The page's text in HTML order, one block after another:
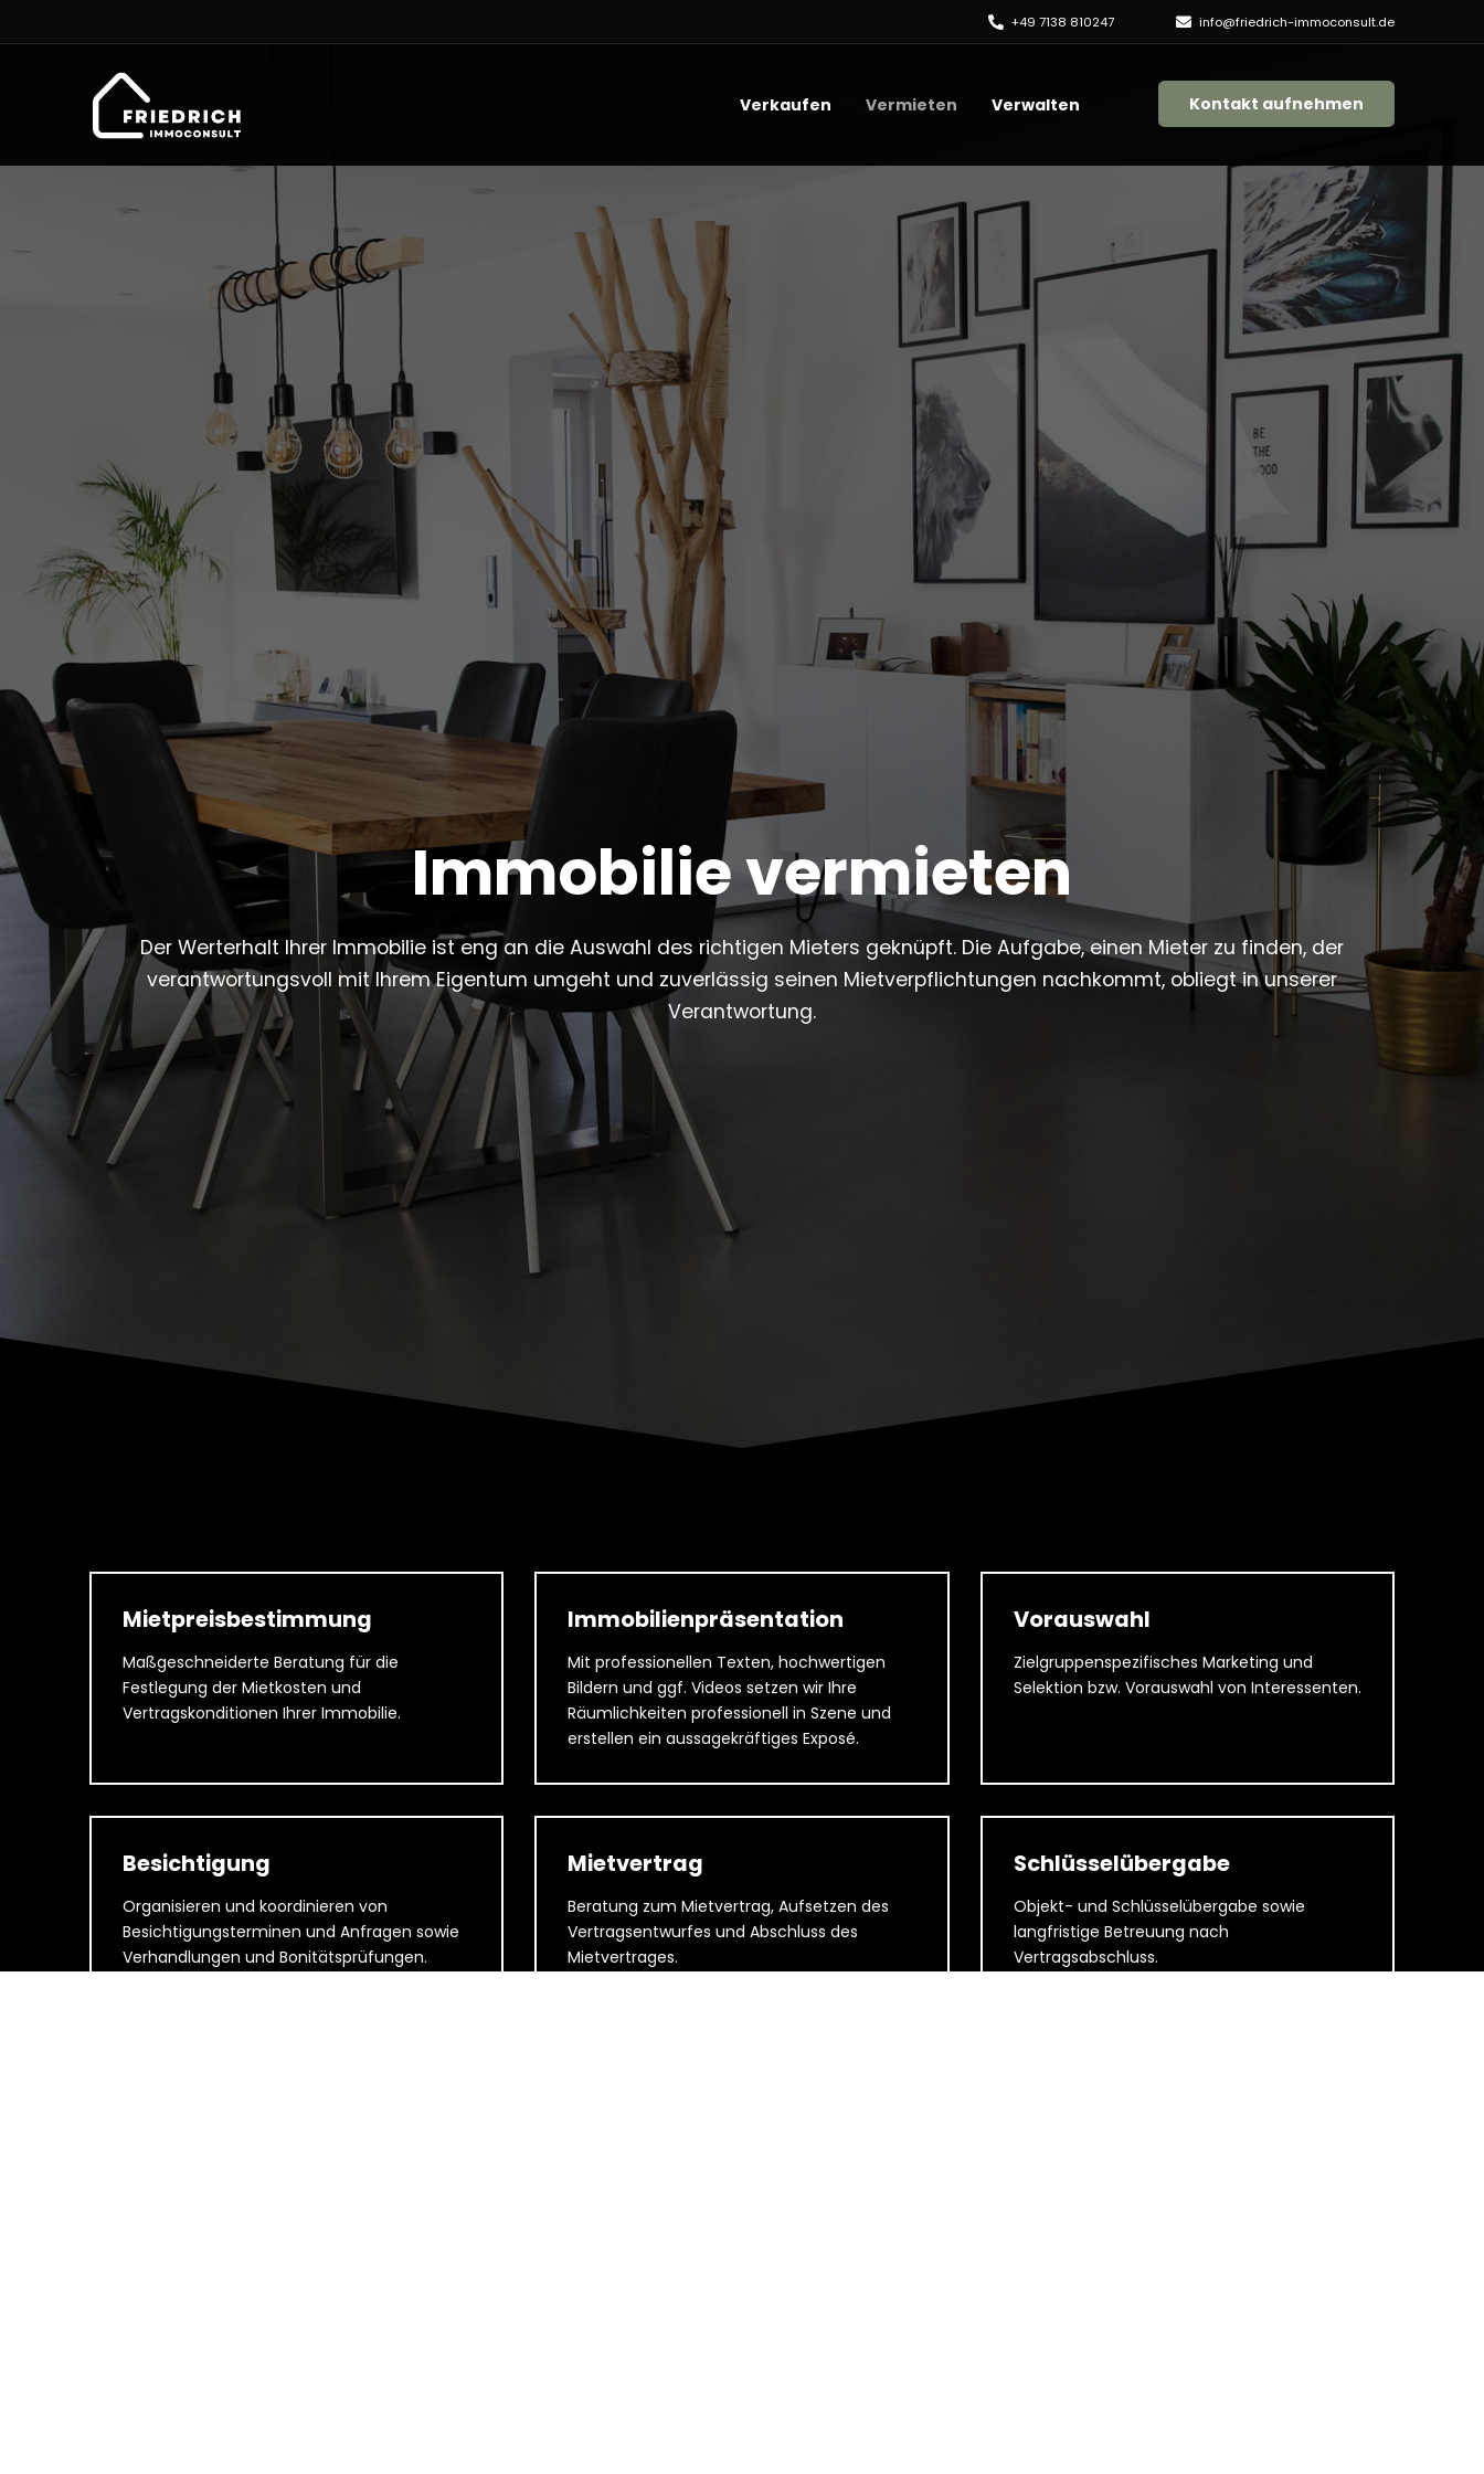
+49 7138 810247 info@friedrich-immoconsult.de
Verkaufen Vermieten Verwalten Kontakt aufnehmen
Immobilie vermieten
Der Werterhalt Ihrer Immobilie ist eng an die Auswahl des richtigen Mieters geknüpft. Die Aufgabe, einen Mieter zu finden, der
verantwortungsvoll mit Ihrem Eigentum umgeht und zuverlässig seinen Mietverpflichtungen nachkommt, obliegt in unserer
Verantwortung.
Mietpreisbestimmung
Maßgeschneiderte Beratung für die
Festlegung der Mietkosten und
Vertragskonditionen Ihrer Immobilie.
Immobilienpräsentation
Mit professionellen Texten, hochwertigen
Bildern und ggf. Videos setzen wir Ihre
Räumlichkeiten professionell in Szene und
erstellen ein aussagekräftiges Exposé.
Vorauswahl
Zielgruppenspezifisches Marketing und
Selektion bzw. Vorauswahl von Interessenten.
Besichtigung
Organisieren und koordinieren von
Besichtigungsterminen und Anfragen sowie
Verhandlungen und Bonitätsprüfungen.
Mietvertrag
Beratung zum Mietvertrag, Aufsetzen des
Vertragsentwurfes und Abschluss des
Mietvertrages.
Schlüsselübergabe
Objekt- und Schlüsselübergabe sowie
langfristige Betreuung nach
Vertragsabschluss.